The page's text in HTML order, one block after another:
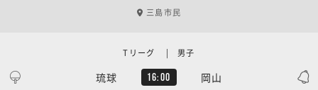
三島市民
琉球 16:00 岡山
Tリーグ | 男子